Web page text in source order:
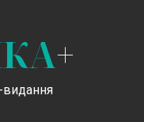
+
видання